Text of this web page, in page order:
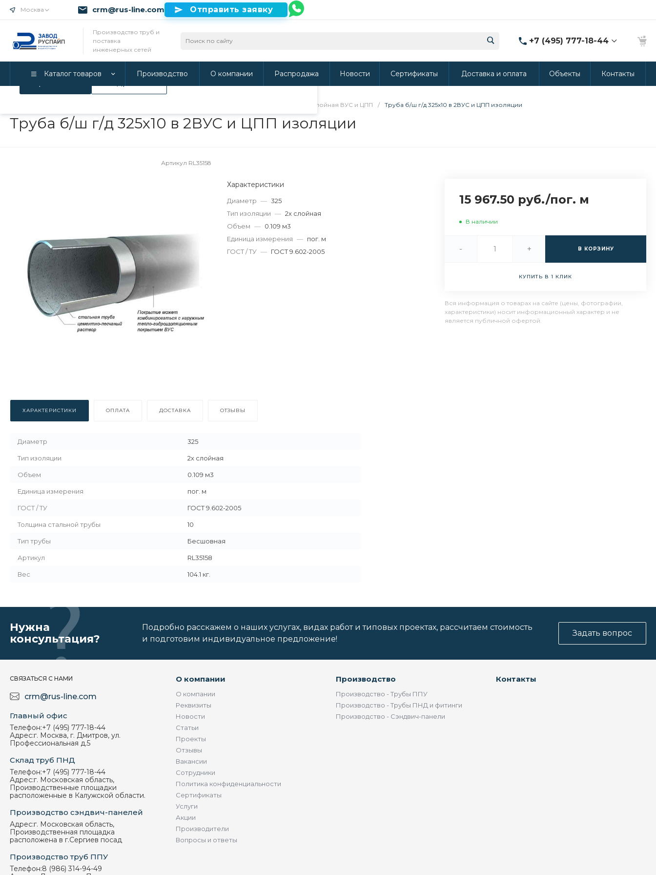
Мы используем Cookie. Если вы продолжаете использовать наш сайт, то
Политикой конфиденциальности
Москва crm@rus-line.com Отправить заявку
Производство труб и
поставка
инженерных сетей
+7 (495) 777-18-44
8 (986) 314-94-49
Промышленная 15
Каталог товаров Производство О компании Распродажа Новости Сертификаты Доставка и оплата Объекты Контакты
2х слойная ВУС и ЦПП / Труба б/ш г/д 325х10 в 2ВУС и ЦПП изоляции
Труба б/ш г/д 325х10 в 2ВУС и ЦПП изоляции
Артикул RL35158
Характеристики
Диаметр — 325
Тип изоляции — 2х слойная
Объем — 0.109 м3
Единица измерения — пог. м
ГОСТ / ТУ — ГОСТ 9.602-2005
15 967.50 руб./пог. м
В наличии
- + В КОРЗИНУ
КУПИТЬ В 1 КЛИК
Вся информация о товарах на сайте (цены, фотографии,
характеристики) носит информационный характер и не
является публичной офертой.
ХАРАКТЕРИСТИКИ ОПЛАТА ДОСТАВКА ОТЗЫВЫ
Диаметр 325
Тип изоляции 2х слойная
Объем 0.109 м3
Единица измерения пог. м
ГОСТ / ТУ ГОСТ 9.602-2005
Толщина стальной трубы 10
Тип трубы Бесшовная
Артикул RL35158
Вес 104.1 кг.
Нужна
консультация?
Подробно расскажем о наших услугах, видах работ и типовых проектах, рассчитаем стоимость
и подготовим индивидуальное предложение!
Задать вопрос
СВЯЗАТЬСЯ С НАМИ
crm@rus-line.com
Главный офис
Телефон:+7 (495) 777-18-44
Адрес:г. Москва, г. Дмитров, ул.
Профессиональная д.5
Склад труб ПНД
Телефон:+7 (495) 777-18-44
Адрес:г. Московская область,
Производственные площадки
расположенные в Калужской области.
Производство сэндвич-панелей
Адрес:г. Московская область,
Производственная площадка
расположена в г.Сергиев посад
Производство труб ППУ
Телефон:8 (986) 314-94-49
О компании
О компании
Реквизиты
Новости
Статьи
Проекты
Отзывы
Вакансии
Сотрудники
Политика конфиденциальности
Сертификаты
Услуги
Акции
Производители
Вопросы и ответы
Производство
Производство - Трубы ППУ
Производство - Трубы ПНД и фитинги
Производство - Сэндвич-панели
Контакты